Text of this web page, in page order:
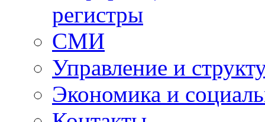
регистры
СМИ
Управление и
Экономика и